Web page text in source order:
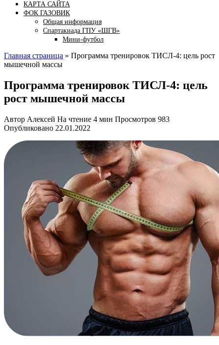
КАРТА САЙТА
ФОК ГАЗОВИК
Общая информация
Спартакиада ГПУ «ШГВ»
Мини-футбол
Главная страница » Программа тренировок ТИСЛ-4: цель рост
мышечной массы
Программа тренировок ТИСЛ-4: цель
рост мышечной массы
Автор Алексей На чтение 4 мин Просмотров 983
Опубликовано 22.01.2022